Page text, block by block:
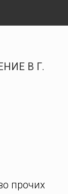
В Г.
прочих